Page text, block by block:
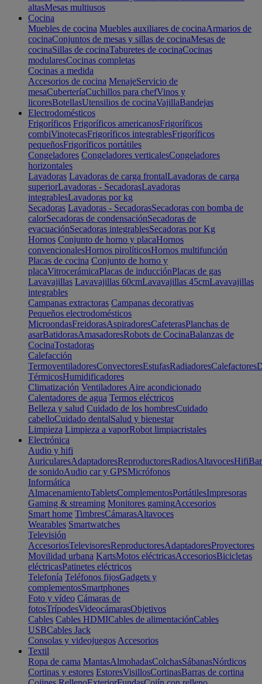
altasMesas multiusos
Cocina
Muebles de cocina Muebles auxiliares de cocinaArmarios de
cocinaConjuntos de mesas y sillas de cocinaMesas de
cocinaSillas de cocinaTaburetes de cocinaCocinas
modularesCocinas completas
Cocinas a medida
Accesorios de cocina MenajeServicio de
mesaCuberteríaCuchillos para chefVinos y
licoresBotellasUtensilios de cocinaVajillaBandejas
Electrodomésticos
Frigoríficos Frigoríficos americanosFrigoríficos
combiVinotecasFrigoríficos integrablesFrigoríficos
pequeñosFrigoríficos portátiles
Congeladores Congeladores verticalesCongeladores
horizontales
Lavadoras Lavadoras de carga frontalLavadoras de carga
superiorLavadoras - SecadorasLavadoras
integrablesLavadoras por kg
Secadoras Lavadoras - SecadorasSecadoras con bomba de
calorSecadoras de condensaciónSecadoras de
evacuaciónSecadoras integrablesSecadoras por Kg
Hornos Conjunto de horno y placaHornos
convencionalesHornos pirolíticosHornos multifunción
Placas de cocina Conjunto de horno y
placaVitrocerámicaPlacas de inducciónPlacas de gas
Lavavajillas Lavavajillas 60cmLavavajillas 45cmLavavajillas
integrables
Campanas extractoras Campanas decorativas
Pequeños electrodomésticos
MicroondasFreidorasAspiradoresCafeterasPlanchas de
asarBatidorasAmasadoresRobots de CocinaBalanzas de
CocinaTostadoras
Calefacción
TermoventiladoresConvectoresEstufasRadiadoresCalefactores
TérmicosHumidificadores
Climatización Ventiladores Aire acondicionado
Calentadores de agua Termos eléctricos
Belleza y salud Cuidado de los hombresCuidado
cabelloCuidado dentalSalud y bienestar
Limpieza Limpieza a vaporRobot limpiacristales
Electrónica
Audio y hifi
AuricularesAdaptadoresReproductoresRadiosAltavocesHifi
de sonidoAudio car y GPSMicrófonos
Informática
AlmacenamientoTabletsComplementosPortátilesImpresoras
Gaming & streaming Monitores gamingAccesorios
Smart home TimbresCámarasAltavoces
Wearables Smartwatches
Televisión
AccesoriosTelevisoresReproductoresAdaptadoresProyectores
Movilidad urbana KartsMotos eléctricasAccesoriosBicicletas
eléctricasPatinetes eléctricos
Telefonía Teléfonos fijosGadgets y
complementosSmartphones
Foto y vídeo Cámaras de
fotosTrípodesVideocámarasObjetivos
Cables Cables HDMICables de alimentaciónCables
USBCables Jack
Consolas y videojuegos Accesorios
Textil
Ropa de cama MantasAlmohadasColchasSábanasNórdicos
Cortinas y estores EstoresVisillosCortinasBarras de cortina